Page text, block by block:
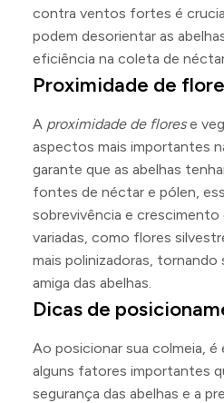
contra ventos fortes é
podem desorientar as
eficiência na coleta de
Proximidade de
A proximidade de florese
aspectos mais importantes
garante que as abelhas
fontes de néctar e pólen,
sobrevivência e crescimento
variadas, como flores
mais polinizadoras, tornando
amiga das abelhas.
Dicas de
Ao posicionar sua colmeia, é
alguns fatores importantes
segurança das abelhas e a